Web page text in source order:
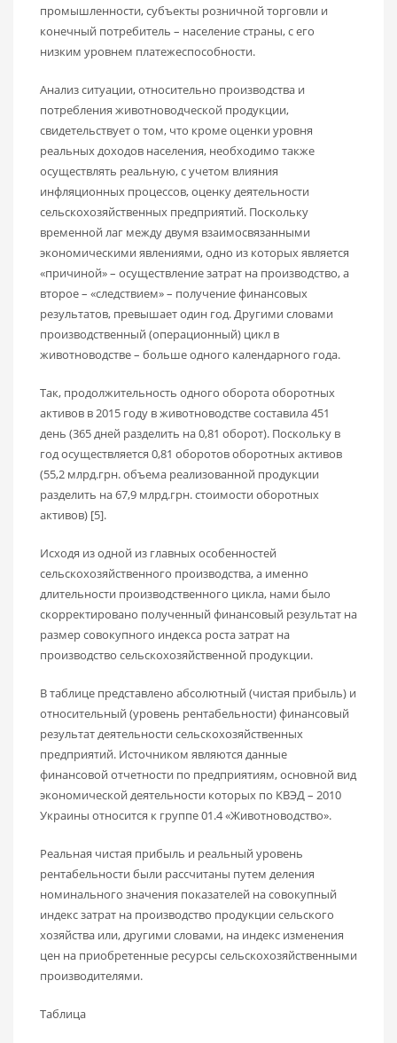
промышленности, субъекты розничной торговли и
конечный потребитель – население страны, с его
низким уровнем платежеспособности.
Анализ ситуации, относительно производства и
потребления животноводческой продукции,
свидетельствует о том, что кроме оценки уровня
реальных доходов населения, необходимо также
осуществлять реальную, с учетом влияния
инфляционных процессов, оценку деятельности
сельскохозяйственных предприятий. Поскольку
временной лаг между двумя взаимосвязанными
экономическими явлениями, одно из которых является
«причиной» – осуществление затрат на производство, а
второе – «следствием» – получение финансовых
результатов, превышает один год. Другими словами
производственный (операционный) цикл в
животноводстве – больше одного календарного года.
Так, продолжительность одного оборота оборотных
активов в 2015 году в животноводстве составила 451
день (365 дней разделить на 0,81 оборот). Поскольку в
год осуществляется 0,81 оборотов оборотных активов
(55,2 млрд.грн. объема реализованной продукции
разделить на 67,9 млрд.грн. стоимости оборотных
активов) [5].
Исходя из одной из главных особенностей
сельскохозяйственного производства, а именно
длительности производственного цикла, нами было
скорректировано полученный финансовый результат на
размер совокупного индекса роста затрат на
производство сельскохозяйственной продукции.
В таблице представлено абсолютный (чистая прибыль) и
относительный (уровень рентабельности) финансовый
результат деятельности сельскохозяйственных
предприятий. Источником являются данные
финансовой отчетности по предприятиям, основной вид
экономической деятельности которых по КВЭД – 2010
Украины относится к группе 01.4 «Животноводство».
Реальная чистая прибыль и реальный уровень
рентабельности были рассчитаны путем деления
номинального значения показателей на совокупный
индекс затрат на производство продукции сельского
хозяйства или, другими словами, на индекс изменения
цен на приобретенные ресурсы сельскохозяйственными
производителями.
Таблица